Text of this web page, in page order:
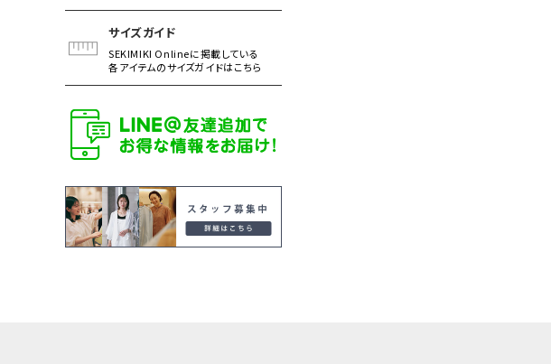
サイズガイド
SEKIMIKI Onlineに掲載している
各アイテムのサイズガイドはこちら